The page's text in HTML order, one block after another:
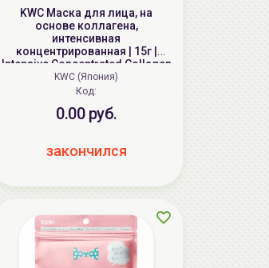
KWC Маска для лица, на
основе коллагена,
интенсивная
концентрированная | 15г |
Intensive Concentrated Collagen
Face Mask
KWC (Япония)
Код:
0.00 руб.
закончился